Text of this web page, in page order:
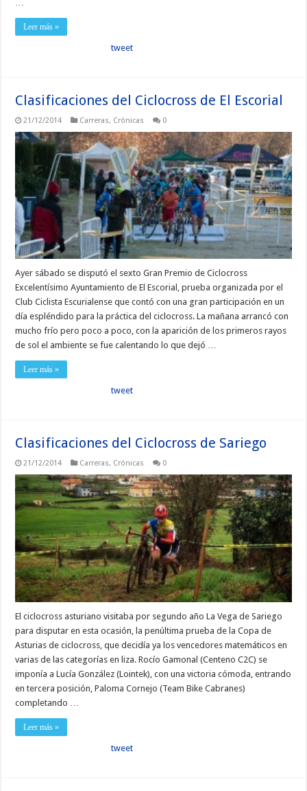
Leer más »
tweet
Clasificaciones del Ciclocross de El Escorial
21/12/2014 Carreras, Crónicas 0
Ayer sábado se disputó el sexto Gran Premio de Ciclocross
Excelentísimo Ayuntamiento de El Escorial, prueba organizada por el
Club Ciclista Escurialense que contó con una gran participación en un
día espléndido para la práctica del ciclocross. La mañana arrancó con
mucho frío pero poco a poco, con la aparición de los primeros rayos
de sol el ambiente se fue calentando lo que dejó …
Leer más »
tweet
Clasificaciones del Ciclocross de Sariego
21/12/2014 Carreras, Crónicas 0
El ciclocross asturiano visitaba por segundo año La Vega de Sariego
para disputar en esta ocasión, la penúltima prueba de la Copa de
Asturias de ciclocross, que decidía ya los vencedores matemáticos en
varias de las categorías en liza. Rocío Gamonal (Centeno C2C) se
imponía a Lucía González (Lointek), con una victoria cómoda, entrando
en tercera posición, Paloma Cornejo (Team Bike Cabranes)
completando …
Leer más »
tweet